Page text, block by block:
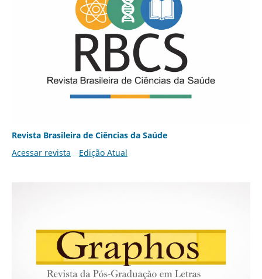
Revista Brasileira de Ciências da Saúde
Acessar revista
Edição Atual